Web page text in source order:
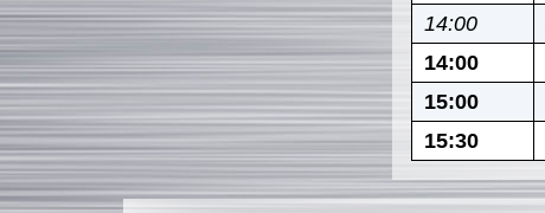
14:00
14:00
15:00
15:30